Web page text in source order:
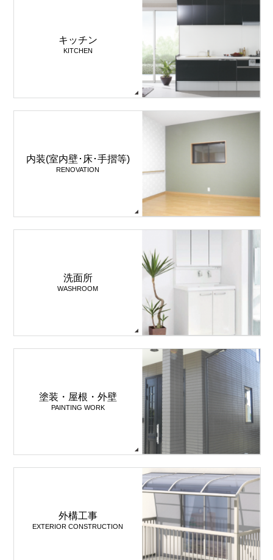
キッチン
KITCHEN
内装(室内壁･床･手摺等)
RENOVATION
洗面所
WASHROOM
塗装・屋根・外壁
PAINTING WORK
外構工事
EXTERIOR CONSTRUCTION